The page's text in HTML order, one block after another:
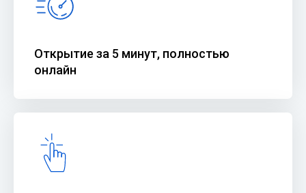
Открытие за 5 минут, полностью
онлайн